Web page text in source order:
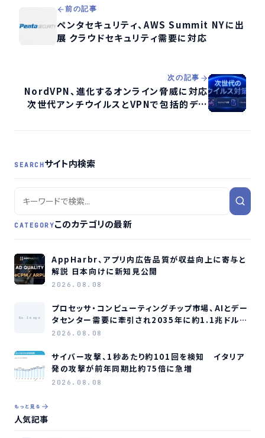
前の記事
ペンタセキュリティ、AWS Summit NYに出
展 クラウドセキュリティ需要に対応
次の記事
NordVPN、進化するオンライン脅威に対応
次世代アンチウイルスとVPNで包括的デジ
SEARCHサイト内検索
CATEGORYこのカテゴリの最新
AppHarbr、アプリ内広告品質が収益向上に寄与と
解説 日本向けに新知見公開
2026.08.08
No Image
プロセッサ・コンピューティングチップ市場、AIとデー
タセンター需要に牽引され2035年に約1.1兆ドル規
模へ成長か
2026.08.08
サイバー攻撃、1秒あたり約101回を検知 イタリア
発の攻撃が前年同期比約75倍に急増
2026.08.08
もっと見る
人気記事